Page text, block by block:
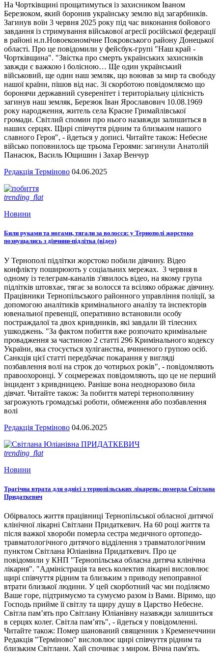
На Чортківщині прощатимуться із захисником Іваном
Березюком, який боронив українську землю від загарбників.
Загинув воїн 3 червня 2025 року під час виконання бойового
завдання із стримування військової агресії російської федерації
в районі н.п.Новоекономічне Покровського району Донецької
області. Про це повідомили у фейсбук-групі "Наш край -
Чортківщина". "Звістка про смерть українських захисників
завжди є важкою і болісною… Ще один український
військовий, ще один наш земляк, що воював за мир та свободу
нашої країни, пішов від нас. Зі скорботою повідомляємо що
боронячи державний суверенітет і територіальну цілісність
загинув наш земляк, Березюк Іван Ярославович 10.08.1969
року народження, житель села Красне Гримайлівської
громади. Світлий спомин про нього назавжди залишиться в
наших серцях. Щирі співчуття рідним та близьким нашого
славного Героя", - йдеться у дописі. Читайте також: Небесне
військо поповнилось ще трьома Героями: загинули Анатолій
Панасюк, Василь Ющишин і Захар Венчур
Редакція Терміново 04.06.2025
trending_flat
Новини
Били руками та ногами, тягали за волосся: у Тернополі жорстоко
познущались з дівчини-підлітка (відео)
У Тернополі підлітки жорстоко побили дівчину. Відео
конфлікту поширюють у соціальних мережах. 3 червня в
одному із телеграм-каналів з'явилось відео, на якому група
підлітків штовхає, тягає за волосся та всіляко ображає дівчину.
Працівники Тернопільського районного управління поліції, за
допомогою аналітиків кримінального аналізу та інспекторів
ювенальної превенції, оперативно встановили особу
постраждалої та двох кривдників, які завдали їй тілесних
ушкоджень. "За фактом побиття вже розпочато кримінальне
провадження за частиною 2 статті 296 Кримінального кодексу
України, яка стосується хуліганства, вчиненого групою осіб.
Санкція цієї статті передбачає покарання у вигляді
позбавлення волі на строк до чотирьох років", - повідомляють
правоохоронці. У соцмережах повідомляють, що це не перший
інцидент з кривдницею. Раніше вона неодноразово била
дівчат. Читайте також: За побиття матері тернополянину
загрожують громадські роботи, обмеження або позбавлення
волі
Редакція Терміново 04.06.2025
trending_flat
Новини
Трагічна втрата для однієї з тернопільських лікарень: померла Світлана
Придаткевич
Обірвалось життя працівниці Тернопільської обласної дитячої
клінічної лікарні Світлани Придаткевич. На 60 році життя та
після важкої хвороби померла сестра медичного ортопедо-
травматологічного дитячого відділення з травматологічним
пунктом Світлана Юліанівна Придаткевич. Про це
повідомили у КНП "Тернопільська обласна дитяча клінічна
лікарня". "Адміністрація та весь колектив лікарні висловлює
щирі співчуття рідним та близьким з приводу непоправної
втрати близької людини. У цей скорботний час ми поділяємо
Ваше горе, підтримуємо та сумуємо разом із Вами. Віримо, що
Господь прийме її світлу та щиру душу в Царство Небесне.
Світла пам’ять про Світлану Юліанівну назавжди залишиться
в серцях колег. Світла пам’ять", - йдеться у повідомленні.
Читайте також: Помер шанований священник з Кременеччини
Редакція "Терміново" висловлює щирі співчуття рідним та
близьким Світлани. Хай спочиває з миром. Вічна пам'ять.